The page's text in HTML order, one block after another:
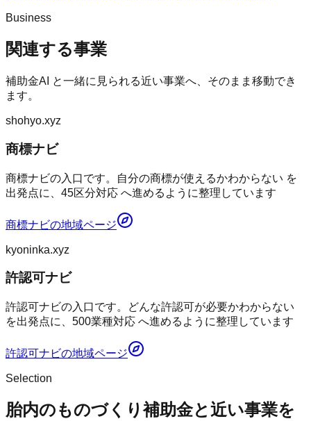
Business
関連する事業
補助金AI
と一緒に見られる近い事業へ、そのまま移動でき
ます。
shohyo.xyz
商標ナビ
商標ナビの入口です。自分の商標が使えるかわからない を
出発点に、45区分対応 へ進めるように整理しています
商標ナビの地域ページ
kyoninka.xyz
許認可ナビ
許認可ナビの入口です。どんな許認可が必要かわからない
を出発点に、500業種対応 へ進めるように整理しています
許認可ナビの地域ページ
Selection
胎内のものづくり補助金と近い事業を